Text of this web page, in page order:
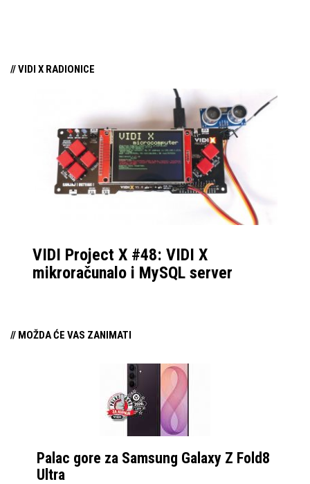
// VIDI X RADIONICE
VIDI Project X #48: VIDI X
mikroračunalo i MySQL server
// MOŽDA ĆE VAS ZANIMATI
Palac gore za Samsung Galaxy Z Fold8
Ultra